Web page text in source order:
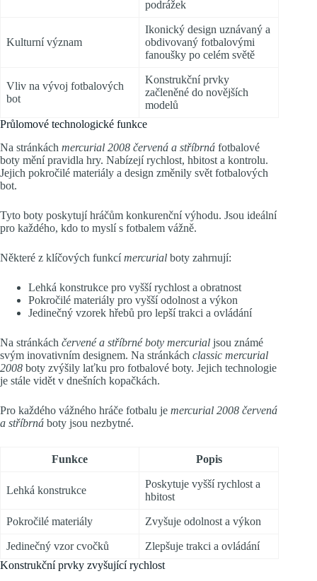
podrážek
Kulturní význam
Ikonický design uznávaný a
obdivovaný fotbalovými
fanoušky po celém světě
Vliv na vývoj fotbalových
bot
Konstrukční prvky
začleněné do novějších
modelů
Průlomové technologické funkce
Na stránkách mercurial 2008 červená a stříbrná fotbalové
boty mění pravidla hry. Nabízejí rychlost, hbitost a kontrolu.
Jejich pokročilé materiály a design změnily svět fotbalových
bot.
Tyto boty poskytují hráčům konkurenční výhodu. Jsou ideální
pro každého, kdo to myslí s fotbalem vážně.
Některé z klíčových funkcímercurial boty zahrnují:
Lehká konstrukce pro vyšší rychlost a obratnost
Pokročilé materiály pro vyšší odolnost a výkon
Jedinečný vzorek hřebů pro lepší trakci a ovládání
Na stránkách červené a stříbrné boty mercurial jsou známé
svým inovativním designem. Na stránkách classic mercurial
2008 boty zvýšily laťku pro fotbalové boty. Jejich technologie
je stále vidět v dnešních kopačkách.
Pro každého vážného hráče fotbalu je mercurial 2008 červená
a stříbrná boty jsou nezbytné.
Funkce Popis
Lehká konstrukce
Poskytuje vyšší rychlost a
hbitost
Pokročilé materiály Zvyšuje odolnost a výkon
Jedinečný vzor cvočků
Zlepšuje trakci a ovládání
Konstrukční prvky zvyšující rychlost